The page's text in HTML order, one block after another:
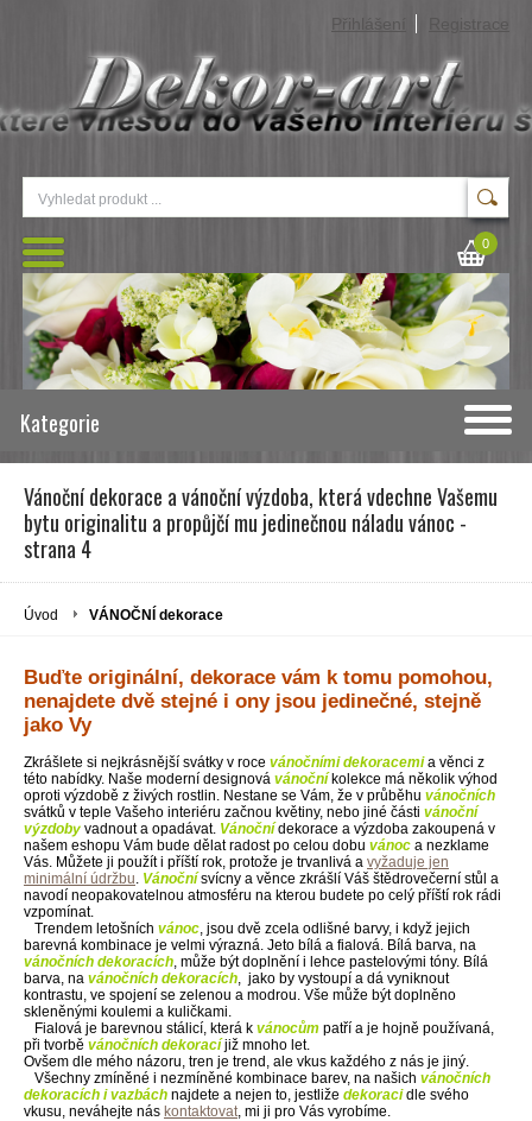
Přihlášení Registrace
0
Kategorie
Vánoční dekorace a vánoční výzdoba, která vdechne Vašemu
bytu originalitu a propůjčí mu jedinečnou náladu vánoc -
strana 4
Úvod VÁNOČNÍ dekorace
Buďte originální, dekorace vám k tomu pomohou,
nenajdete dvě stejné i ony jsou jedinečné, stejně
jako Vy
Zkrášlete si nejkrásnější svátky v roce vánočními dekoracemia věnci z
této nabídky. Naše moderní designová vánočníkolekce má několik výhod
oproti výzdobě z živých rostlin. Nestane se Vám, že v průběhu vánočních
svátků v teple Vašeho interiéru začnou květiny, nebo jiné části vánoční
výzdoby vadnout a opadávat. Vánočnídekorace a výzdoba zakoupená v
našem eshopu Vám bude dělat radost po celou dobu vánoc a nezklame
Vás. Můžete ji použít i příští rok, protože je trvanlivá a vyžaduje jen
minimální údržbu Vánočnísvícny a věnce zkrášlí Váš štědrovečerní stůl a
navodí neopakovatelnou atmosféru na kterou budete po celý příští rok rádi
vzpomínat.
Trendem letošních vánoc , jsou dvě zcela odlišné barvy, i když jejich
barevná kombinace je velmi výrazná. Jeto bílá a fialová. Bílá barva, na
vánočních dekoracích , může být doplnění i lehce pastelovými tóny. Bílá
barva, na vánočních dekoracích , jako by vystoupí a dá vyniknout
kontrastu, ve spojení se zelenou a modrou. Vše může být doplněno
skleněnými koulemi a kuličkami.
Fialová je barevnou stálicí, která k vánocům patří a je hojně používaná,
při tvorbě vánočních dekoracíjiž mnoho let.
Ovšem dle mého názoru, tren je trend, ale vkus každého z nás je jiný.
Všechny zmíněné i nezmíněné kombinace barev, na našich vánočních
dekoracích i vazbách najdete a nejen to, jestliže dekoracidle svého
vkusu, neváhejte nás kontaktovat , mi ji pro Vás vyrobíme.